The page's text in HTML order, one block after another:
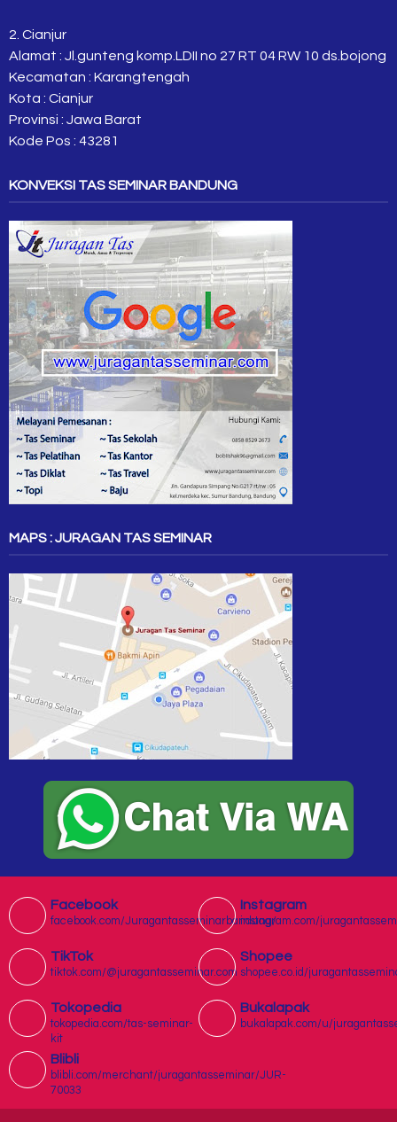
2. Cianjur
Alamat : Jl.gunteng komp.LDII no 27 RT 04 RW 10 ds.bojong
Kecamatan : Karangtengah
Kota : Cianjur
Provinsi : Jawa Barat
Kode Pos : 43281
KONVEKSI TAS SEMINAR BANDUNG
MAPS : JURAGAN TAS SEMINAR
Facebook
facebook.com/Juragantasseminarbandung/
Instagram
instagram.com/
TikTok
tiktok.com/@juragantasseminar.com
Shopee
shopee.co.id/
Tokopedia
tokopedia.com/tas-seminar-
kit
Bukalapak
bukalapak.com/u/
Blibli
blibli.com/merchant/juragantasseminar/JUR-
70033